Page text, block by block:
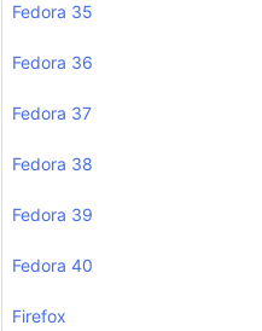
Fedora 35
Fedora 36
Fedora 37
Fedora 38
Fedora 39
Fedora 40
Firefox